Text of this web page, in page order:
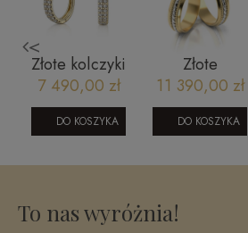
<
Złote kolczyki
z diamentami
na zapieciu
angielskim
JAE09798
7 490,00 zł
DO KOSZYKA
Złote
obrączki
ślubne model
69 żółto białe
złoto
11 390,00 zł
DO KOSZYKA
To nas wyróżnia!